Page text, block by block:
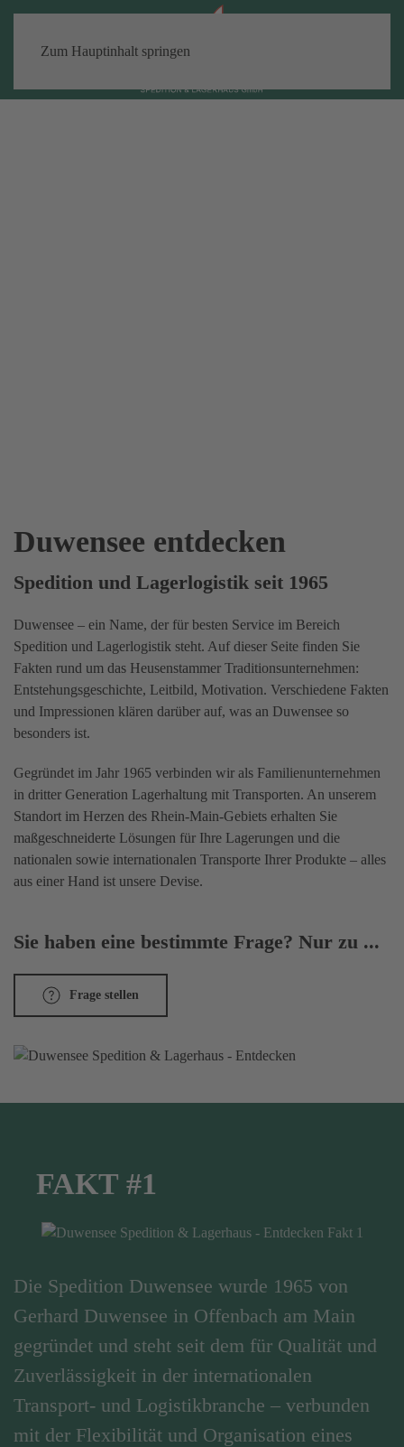
Zum Hauptinhalt springen
Duwensee entdecken
Spedition und Lagerlogistik seit 1965
Duwensee – ein Name, der für besten Service im Bereich
Spedition und Lagerlogistik steht. Auf dieser Seite finden Sie
Fakten rund um das Heusenstammer Traditionsunternehmen:
Entstehungsgeschichte, Leitbild, Motivation. Verschiedene Fakten
und Impressionen klären darüber auf, was an Duwensee so
besonders ist.
Gegründet im Jahr 1965 verbinden wir als Familienunternehmen
in dritter Generation Lagerhaltung mit Transporten. An unserem
Standort im Herzen des Rhein-Main-Gebiets erhalten Sie
maßgeschneiderte Lösungen für Ihre Lagerungen und die
nationalen sowie internationalen Transporte Ihrer Produkte – alles
aus einer Hand ist unsere Devise.
Sie haben eine bestimmte Frage? Nur zu ...
Frage stellen
FAKT #1
Die Spedition Duwensee wurde 1965 von
Gerhard Duwensee in Offenbach am Main
gegründet und steht seit dem für Qualität und
Zuverlässigkeit in der internationalen
Transport- und Logistikbranche – verbunden
mit der Flexibilität und Organisation eines